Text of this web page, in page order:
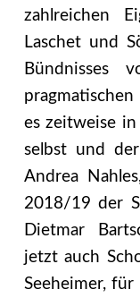
zahlreichen
Laschet und
Bündnisses
es zeitweise
selbst und
Andrea
2018/19 der
Dietmar
jetzt auch
Seeheimer,